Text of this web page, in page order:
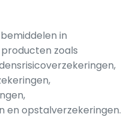
in
zoals
en opstalverzekeringen.